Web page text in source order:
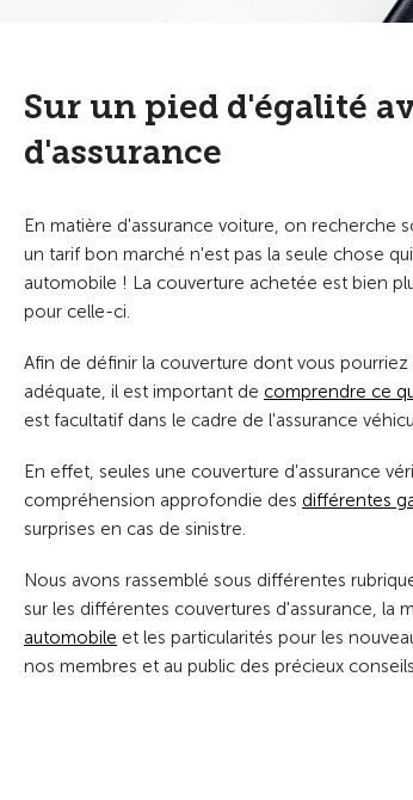
Sur un pied d'égalité
d'assurance
En matière d'assurance voiture, on recherche
un tarif bon marché n'est pas la seule chose
automobile ! La couverture achetée est bien
pour celle-ci.
Afin de définir la couverture dont vous
adéquate, il est important de comprendre ce
est facultatif dans le cadre de l'assurance
En effet, seules une couverture d'assurance
compréhension approfondie des différentes
surprises en cas de sinistre.
Nous avons rassemblé sous différentes
sur les différentes couvertures d'assurance, la
automobile et les particularités pour les
nos membres et au public des précieux